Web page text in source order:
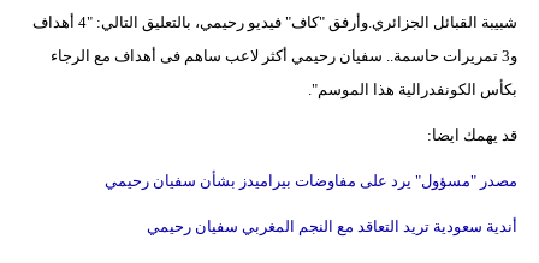
إسلامية
علوم
شبيبة القبائل الجزائري.وأرفق "كاف" فيديو رحيمي، بالتعليق التالي: "4 أهداف
و3 تمريرات حاسمة.. سفيان رحيمي أكثر لاعب ساهم فى أهداف مع الرجاء
بكأس الكونفدرالية هذا الموسم".
قد يهمك ايضا:
مصدر "مسؤول" يرد على مفاوضات بيراميدز بشأن سفيان رحيمي
أندية سعودية تريد التعاقد مع النجم المغربي سفيان رحيمي